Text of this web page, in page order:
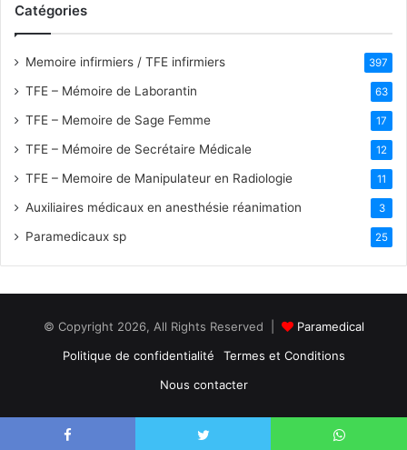
Catégories
Memoire infirmiers / TFE infirmiers 397
TFE – Mémoire de Laborantin 63
TFE – Memoire de Sage Femme 17
TFE – Mémoire de Secrétaire Médicale 12
TFE – Memoire de Manipulateur en Radiologie 11
Auxiliaires médicaux en anesthésie réanimation 3
Paramedicaux sp 25
© Copyright 2026, All Rights Reserved |
Paramedical
Politique de confidentialité
Termes et Conditions
Nous contacter